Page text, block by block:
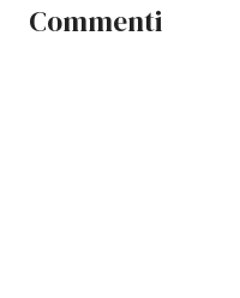
Commenti